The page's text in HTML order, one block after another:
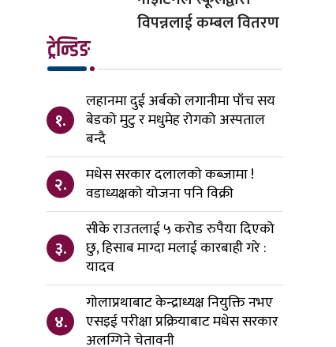
विपन्नलाई कम्बल वितरण
ट्रेन्डिङ
१.
लहानमा दुई अर्बको लगानीमा पाँच सय
बेडको मुटु र मधुमेह रोगको अस्पताल
बन्दै
२.
मधेस सरकार दलालको कब्जामा !
वडाध्यक्षको योजना पनि विक्री
३.
सीके राउतलाई ५ करोड रुपैया दिएको
छु, हिसाब माग्दा मलाई कारबाही गरे :
यादव
४.
गोलाप्रथाबाट केन्द्राध्यक्ष नियुक्ति नभए
एसइई परीक्षा प्रक्रियाबाट मधेस सरकार
अलग्गिने चेतावनी